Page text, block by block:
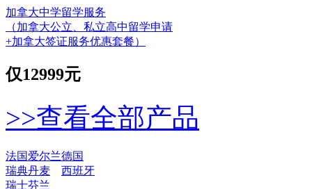
加拿大中学留学服务
（加拿大公立、私立高中留学申请
+加拿大签证服务优惠套餐）
仅12999元
>>查看全部产品
法国爱尔兰德国
瑞典丹麦
西班牙
瑞士芬兰